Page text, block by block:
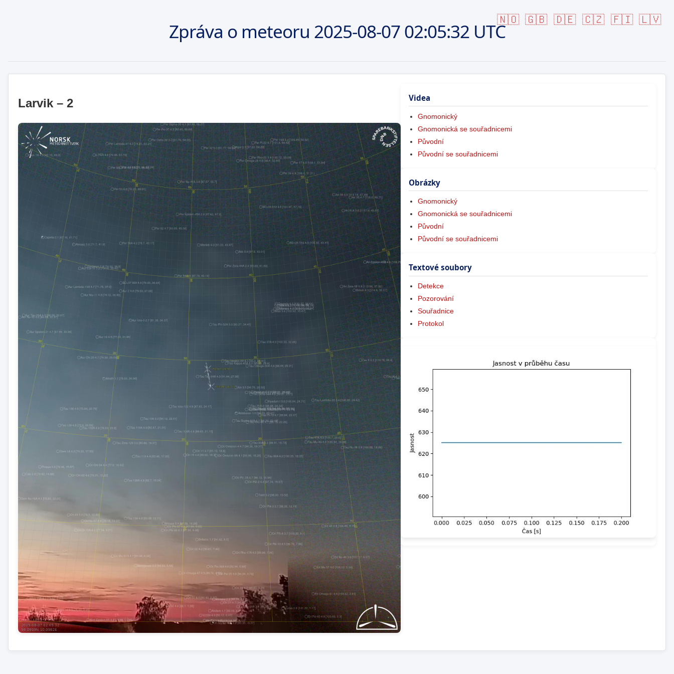
🇳🇴 🇬🇧 🇩🇪 🇨🇿 🇫🇮 🇱🇻
Zpráva o meteoru 2025-08-0702:05:32 UTC
Larvik – 2 Videa
Gnomonický
Gnomonická se souřadnicemi
Původní
Původní se souřadnicemi
Obrázky
Gnomonický
Gnomonická se souřadnicemi
Původní
Původní se souřadnicemi
Textové soubory
Detekce
Pozorování
Souřadnice
Protokol